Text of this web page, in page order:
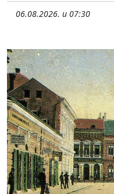
06.08.2026. u 07:30